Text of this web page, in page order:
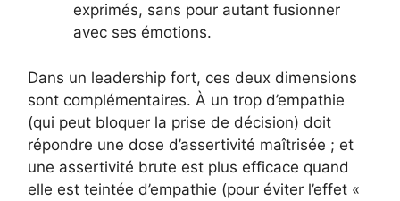
exprimés, sans pour autant fusionner
avec ses émotions.
Dans un leadership fort, ces deux dimensions
sont complémentaires. À un trop d’empathie
(qui peut bloquer la prise de décision) doit
répondre une dose d’assertivité maîtrisée ; et
une assertivité brute est plus efficace quand
elle est teintée d’empathie (pour éviter l’effet «